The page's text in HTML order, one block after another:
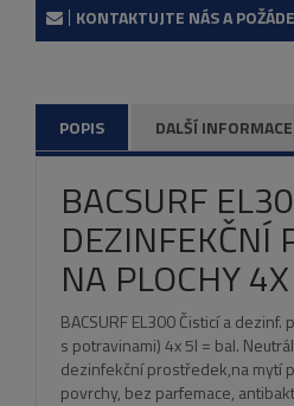
KONTAKTUJTE NÁS A
POPIS DALŠÍ INFORMACE
BACSURF
DEZINFEKČNÍ
NA PLOCHY
BACSURF EL300 Čisticí a
s potravinami) 4x 5l = bal.
dezinfekční prostředek,na mytí
povrchy, bez parfemace,